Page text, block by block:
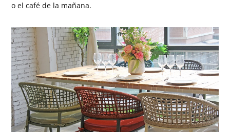
o el café de la mañana.